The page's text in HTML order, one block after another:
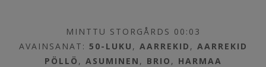
MINTTU STORGÅRDS 00:03
AVAINSANAT:50-LUKU ,AARREKID ,AARREKID
PÖLLÖ ,ASUMINEN , BRIO , HARMAA